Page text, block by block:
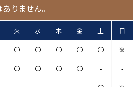
りません。
火 水 木 金 土 日
〇 〇 〇 〇 〇 ※
〇 〇 〇 〇 - -